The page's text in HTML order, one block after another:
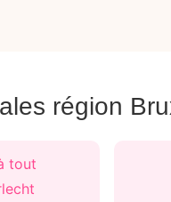
région